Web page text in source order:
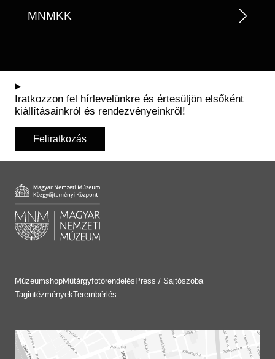
MNMKK
Iratkozzon fel hírlevelünkre és értesüljön elsőként
kiállításainkról és rendezvényeinkről!
Feliratkozás
MúzeumshopMűtárgyfotórendelés Press / Sajtószoba
TagintézményekTerembérlés